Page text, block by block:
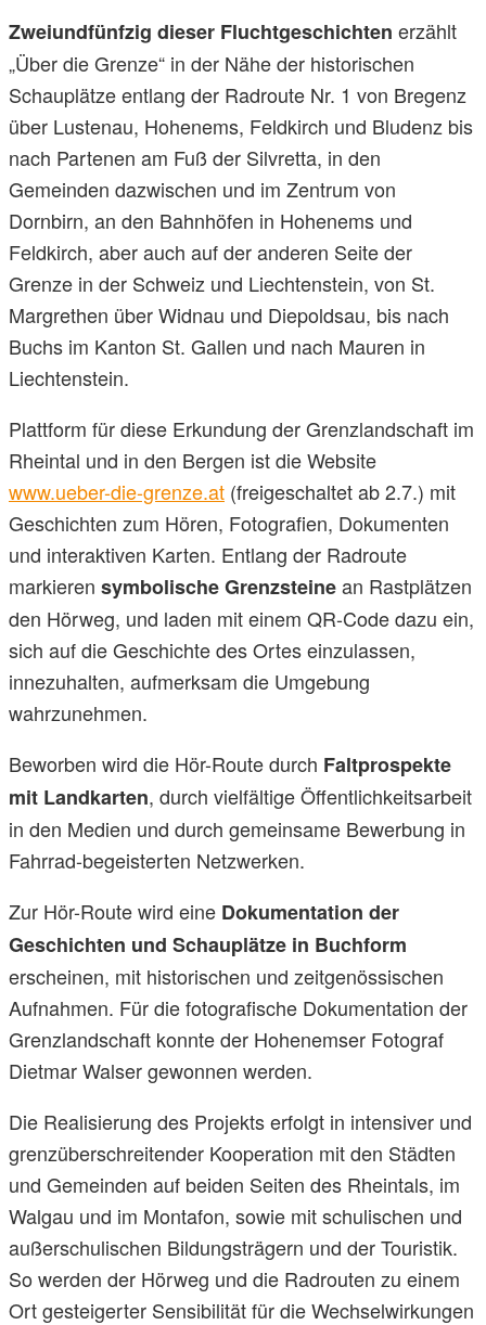
Zweiundfünfzig dieser Fluchtgeschichten erzählt
„Über die Grenze“ in der Nähe der historischen
Schauplätze entlang der Radroute Nr. 1 von Bregenz
über Lustenau, Hohenems, Feldkirch und Bludenz bis
nach Partenen am Fuß der Silvretta, in den
Gemeinden dazwischen und im Zentrum von
Dornbirn, an den Bahnhöfen in Hohenems und
Feldkirch, aber auch auf der anderen Seite der
Grenze in der Schweiz und Liechtenstein, von St.
Margrethen über Widnau und Diepoldsau, bis nach
Buchs im Kanton St. Gallen und nach Mauren in
Liechtenstein.
Plattform für diese Erkundung der Grenzlandschaft im
Rheintal und in den Bergen ist die Website
www.ueber-die-grenze.at (freigeschaltet ab 2.7.) mit
Geschichten zum Hören, Fotografien, Dokumenten
und interaktiven Karten. Entlang der Radroute
markieren symbolische Grenzsteinean Rastplätzen
den Hörweg, und laden mit einem QR-Code dazu ein,
sich auf die Geschichte des Ortes einzulassen,
innezuhalten, aufmerksam die Umgebung
wahrzunehmen.
Beworben wird die Hör-Route durch Faltprospekte
mit Landkarten, durch vielfältige Öffentlichkeitsarbeit
in den Medien und durch gemeinsame Bewerbung in
Fahrrad-begeisterten Netzwerken.
Zur Hör-Route wird eine Dokumentation der
Geschichten und Schauplätze in Buchform
erscheinen, mit historischen und zeitgenössischen
Aufnahmen. Für die fotografische Dokumentation der
Grenzlandschaft konnte der Hohenemser Fotograf
Dietmar Walser gewonnen werden.
Die Realisierung des Projekts erfolgt in intensiver und
grenzüberschreitender Kooperation mit den Städten
und Gemeinden auf beiden Seiten des Rheintals, im
Walgau und im Montafon, sowie mit schulischen und
außerschulischen Bildungsträgern und der Touristik.
So werden der Hörweg und die Radrouten zu einem
Ort gesteigerter Sensibilität für die Wechselwirkungen